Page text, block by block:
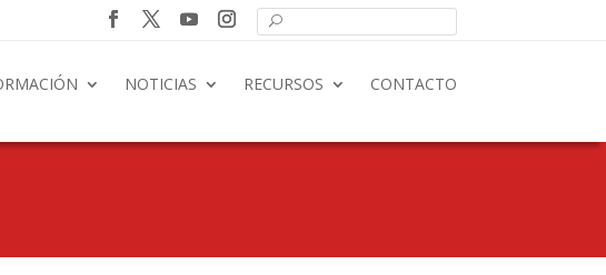
NOTICIAS RECURSOS CONTACTO